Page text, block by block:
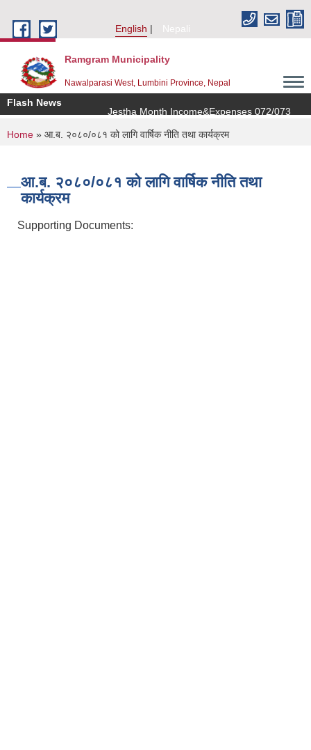
English
Nepali
Ramgram Municipality
Nawalparasi West, Lumbini Province, Nepal
Flash News
Jestha Month Income&Expenses 072/073
You are here
Home » आ.ब. २०८०/०८१ को लागि वार्षिक नीति तथा कार्यक्रम
आ.ब. २०८०/०८१ को लागि वार्षिक नीति तथा
कार्यक्रम
Supporting Documents: